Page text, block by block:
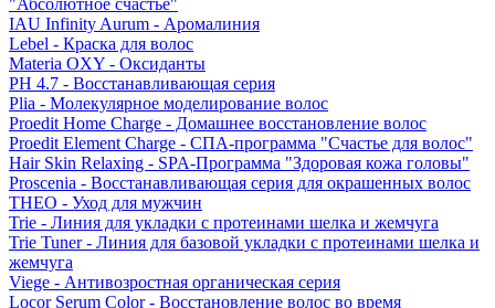
"Абсолютное счастье"
IAU Infinity Aurum - Аромалиния
Lebel - Краска для волос
Materia OXY - Оксиданты
PH 4.7 - Восстанавливающая серия
Plia - Молекулярное моделирование волос
Proedit Home Charge - Домашнее восстановление волос
Proedit Element Charge - СПА-программа "Счастье для волос"
Hair Skin Relaxing - SPA-Программа "Здоровая кожа головы"
Proscenia - Восстанавливающая серия для окрашенных волос
THEO - Уход для мужчин
Trie - Линия для укладки с протеинами шелка и жемчуга
Trie Tuner - Линия для базовой укладки с протеинами шелка и
жемчуга
Viege - Антивозростная органическая серия
Locor Serum Color - Восстановление волос во время